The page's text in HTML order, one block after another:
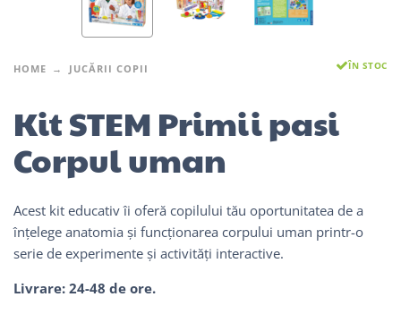
HOME JUCĂRII COPII ÎN STOC
Kit STEM Primii pasi
Corpul uman
Acest kit educativ îi oferă copilului tău oportunitatea de a
înțelege anatomia și funcționarea corpului uman printr-o
serie de experimente și activități interactive.
Livrare: 24-48 de ore.